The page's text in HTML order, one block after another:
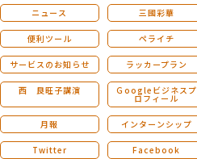
ニュース 三國彩華
便利ツール ペライチ
サービスのお知らせ ラッカープラン
西 良旺子講演 Ｇoogleビジネスプ
ロフィール
月報 インターンシップ
Twitter Facebook